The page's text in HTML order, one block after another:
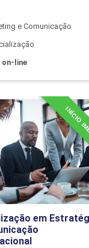
e
10h
Sociais da
e Comunicação
on-line
em
INÍCIO
Detalhes do curso
Ir para Inscrição